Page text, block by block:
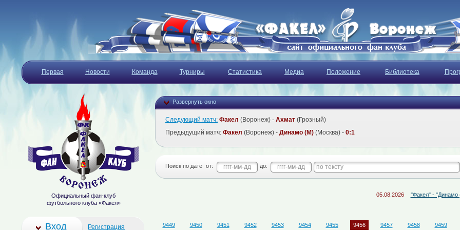
Первая Новости Команда Турниры Статистика Медиа Положение Библиотека
Развернуть окно
Следующий матч: Факел (Воронеж) - Ахмат (Грозный)
Предыдущий матч: Факел (Воронеж) - Динамо (М) (Москва) - 0:1
Поиск по дате от: до:
05.08.2026 "Факел" - "Динамо (М)":
9449 9450 9451 9452 9453 9454 9455 9456 9457 9458 9459
Официальный фан-клуб
футбольного клуба «Факел»
Вход Регистрация